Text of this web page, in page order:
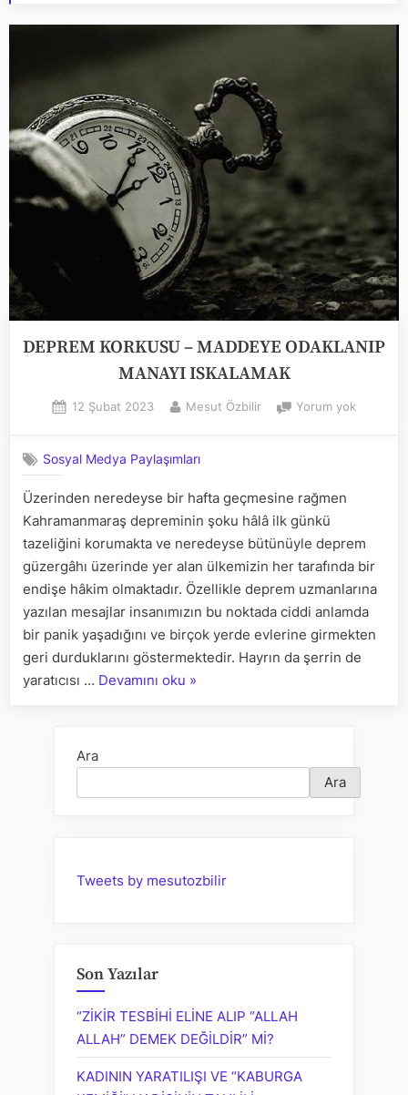
DEPREM KORKUSU – MADDEYE ODAKLANIP
MANAYI ISKALAMAK
Posted
12 Şubat 2023 By
Mesut Özbilir Yorum yokDEPREM
Sosyal Medya Paylaşımları
Üzerinden neredeyse bir hafta geçmesine rağmen
Kahramanmaraş depreminin şoku hâlâ ilk günkü
tazeliğini korumakta ve neredeyse bütünüyle deprem
güzergâhı üzerinde yer alan ülkemizin her tarafında bir
endişe hâkim olmaktadır. Özellikle deprem uzmanlarına
yazılan mesajlar insanımızın bu noktada ciddi anlamda
bir panik yaşadığını ve birçok yerde evlerine girmekten
geri durduklarını göstermektedir. Hayrın da şerrin de
yaratıcısı … Devamını oku “DEPREM
ODAKLANIP
»
Ara
Ara
Tweets by mesutozbilir
Son Yazılar
“ZİKİR TESBİHİ ELİNE ALIP “ALLAH
ALLAH” DEMEK DEĞİLDİR” Mİ?
KADININ YARATILIŞI VE “KABURGA